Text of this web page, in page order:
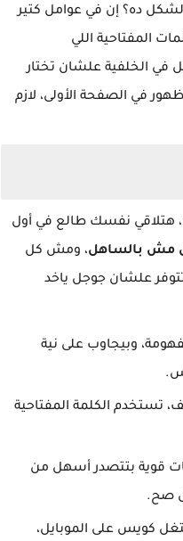
ده؟ إن في عوامل كتير
المفتاحية اللي
الخلفية علشان تختار
في الصفحة الأولى، لازم
هتلاقي نفسك طالع في أول
مش بالساهل، ومش كل
علشان جوجل ياخد
وبيجاوب على نية
تستخدم الكلمة المفتاحية
قوية بتتصدر أسهل من
صح.
كويس على الموبايل،